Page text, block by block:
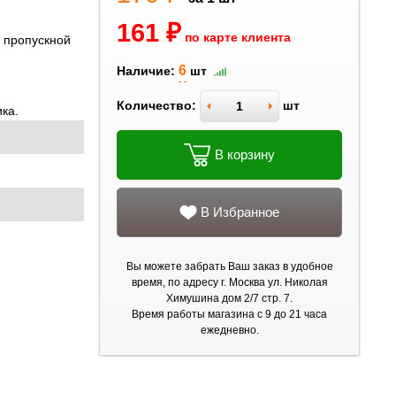
161 ₽ по карте клиента
Наличие: 6 шт
Количество: шт
В корзину
В Избранное
Вы можете забрать Ваш заказ в удобное
время, по адресу г. Москва ул. Николая
Химушина дом 2/7 стр. 7.
Время работы магазина с 9 до 21 часа
ежедневно.